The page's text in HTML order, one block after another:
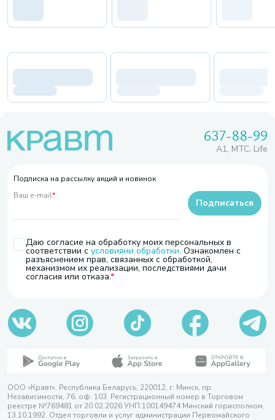
637-88-99
A1, МТС, Life
Подписка на рассылку акций и новинок
Ваш e-mail*
Даю согласие на обработку моих персональных в
соответствии с условиями обработки. Ознакомлен с
разъяснением прав, связанных с обработкой,
механизмом их реализации, последствиями дачи
согласия или отказа.
Подписаться
ООО «Кравт». Республика Беларусь, 220012, г. Минск, пр.
Независимости, 76, оф. 103. Регистрационный номер в Торговом
реестре №769481 от 20.02.2026 УНП 100149474 Минский горисполком,
13.10.1992. Отдел торговли и услуг администрации Первомайского